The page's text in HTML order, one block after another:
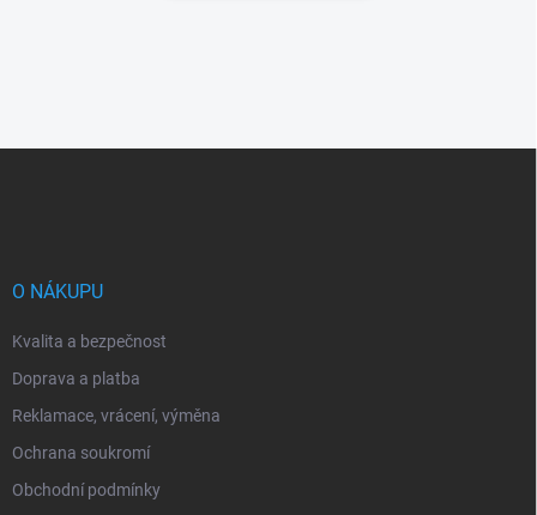
O NÁKUPU
Kvalita a bezpečnost
Doprava a platba
Reklamace, vrácení, výměna
Ochrana soukromí
Obchodní podmínky